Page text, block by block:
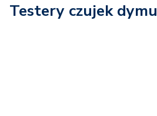
Testery czujek dymu